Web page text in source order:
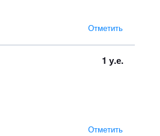
Отметить
1 у.е.
Отметить